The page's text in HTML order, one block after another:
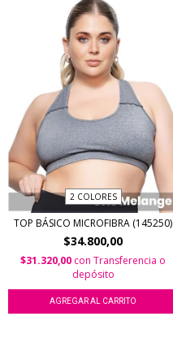
2 COLORES
TOP BÁSICO MICROFIBRA (145250)
$34.800,00
$31.320,00 con Transferencia o
depósito
AGREGAR AL CARRITO